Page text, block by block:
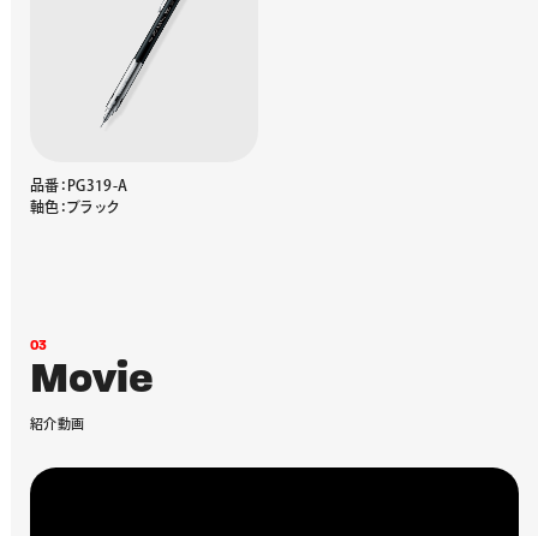
品番：PG319-A
軸色：ブラック
03
Movie
紹介動画